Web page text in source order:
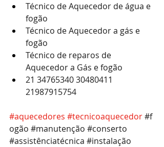
Técnico de Aquecedor de água e
fogão
Técnico de Aquecedor a gás e
fogão
Técnico de reparos de
Aquecedor a Gás e fogão
21 34765340 30480411
21987915754
#aquecedores #tecnicoaquecedor#f
ogão #manutenção #conserto
#assistênciatécnica #instalação